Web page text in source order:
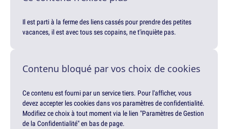
Il est parti à la ferme des liens cassés pour prendre des petites
vacances, il est avec tous ses copains, ne t'inquiète pas.
Contenu bloqué par vos choix de cookies
Ce contenu est fourni par un service tiers. Pour l'afficher, vous
devez accepter les cookies dans vos paramètres de confidentialité.
Modifiez ce choix à tout moment via le lien "Paramètres de Gestion
de la Confidentialité" en bas de page.